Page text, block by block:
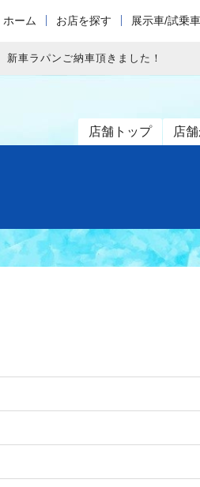
ホーム お店を探す 展示車/試乗
新車ラパンご納車頂きました！
店舗トップ 店